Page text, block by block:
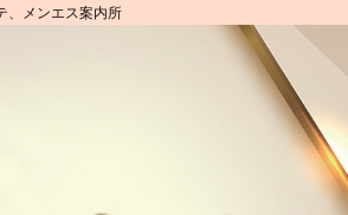
、メンエス案内所